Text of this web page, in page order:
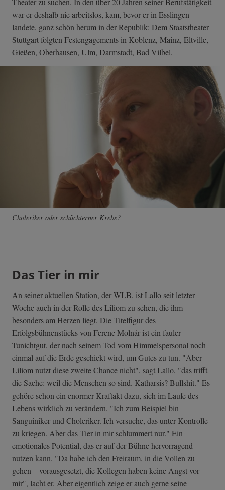
war er deshalb nie arbeitslos, kam, bevor er in Esslingen
landete, ganz schön herum in der Republik: Dem Staatstheater
Stuttgart folgten Festengagements in Koblenz, Mainz, Eltville,
Gießen, Oberhausen, Ulm, Darmstadt, Bad Vilbel.
Choleriker oder schüchterner Krebs?
Das Tier in mir
An seiner aktuellen Station, der WLB, ist Lallo seit letzter
Woche auch in der Rolle des Liliom zu sehen, die ihm
besonders am Herzen liegt. Die Titelfigur des
Erfolgsbühnenstücks von Ferenc Molnár ist ein fauler
Tunichtgut, der nach seinem Tod vom Himmelspersonal noch
einmal auf die Erde geschickt wird, um Gutes zu tun. "Aber
Liliom nutzt diese zweite Chance nicht", sagt Lallo, "das trifft
die Sache: weil die Menschen so sind. Katharsis? Bullshit." Es
gehöre schon ein enormer Kraftakt dazu, sich im Laufe des
Lebens wirklich zu verändern. "Ich zum Beispiel bin
Sanguiniker und Choleriker. Ich versuche, das unter Kontrolle
zu kriegen. Aber das Tier in mir schlummert nur." Ein
emotionales Potential, das er auf der Bühne hervorragend
nutzen kann. "Da habe ich den Freiraum, in die Vollen zu
gehen – vorausgesetzt, die Kollegen haben keine Angst vor
mir", lacht er. Aber eigentlich zeige er auch gerne seine